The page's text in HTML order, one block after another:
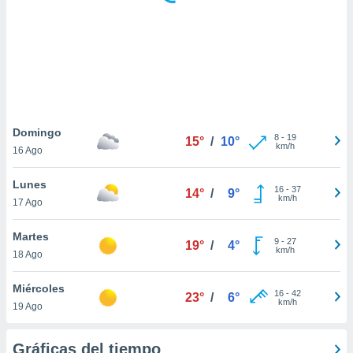
similares
como
sitio
de
traten tus
en
interés
su
Domingo
16 Ago
15° / 10° 8- 19
km/h
Lunes
17 Ago
14° / 9° 16- 37
km/h
Martes
18 Ago
19° / 4° 9- 27
km/h
Miércoles
19 Ago
23° / 6° 16- 42
km/h
Gráficas del tiempo